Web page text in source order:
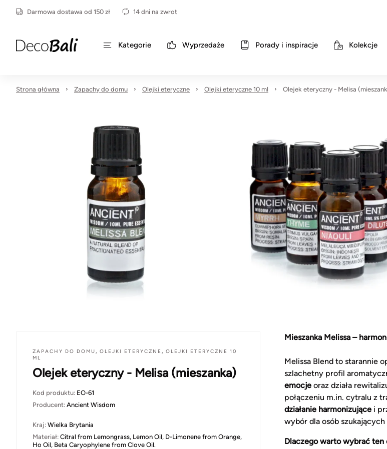
Darmowa dostawa od 150 zł 14 dni na zwrot
Kategorie Wyprzedaże Porady i inspiracje Kolekcje
Strona główna Zapachy do domu Olejki eteryczne Olejki eteryczne 10 ml Olejek eteryczny - Melisa
ZAPACHY DO DOMU, OLEJKI ETERYCZNE , OLEJKI ETERYCZNE 10
ML
Olejek eteryczny - Melisa (mieszanka)
Kod produktu: EO-61
Producent: Ancient Wisdom
Kraj: Wielka Brytania
Materiał: Citral from Lemongrass, Lemon Oil, D-Limonene from Orange,
Ho Oil, Beta Caryophylene from Clove Oil.
Mieszanka Melissa –
Melissa Blend to starannie
szlachetny profil
emocje oraz działa
połączeniu m.in. cytralu z
działanie harmonizujące i
wybór dla osób szukających
Dlaczego warto wybrać